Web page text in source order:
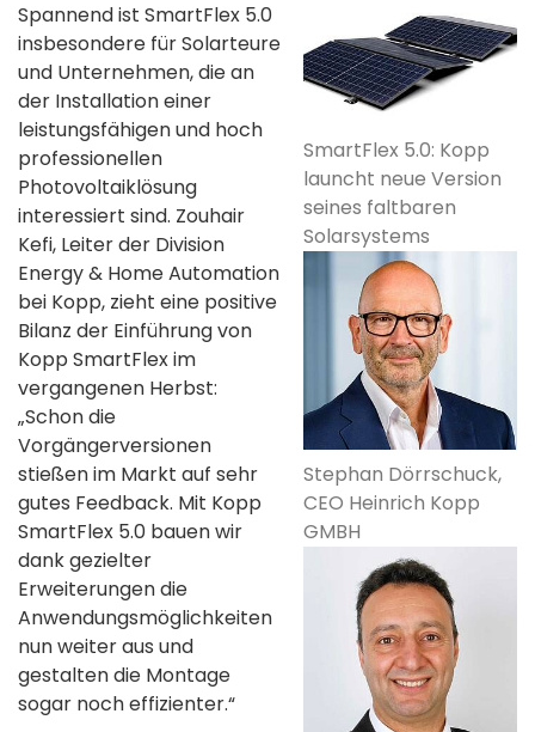
SmartFlex 5.0: Kopp
launcht neue Version
seines faltbaren
Solarsystems
Stephan Dörrschuck,
CEO Heinrich Kopp
GMBH
Spannend ist SmartFlex 5.0
insbesondere für Solarteure
und Unternehmen, die an
der Installation einer
leistungsfähigen und hoch
professionellen
Photovoltaiklösung
interessiert sind. Zouhair
Kefi, Leiter der Division
Energy & Home Automation
bei Kopp, zieht eine positive
Bilanz der Einführung von
Kopp SmartFlex im
vergangenen Herbst:
„Schon die
Vorgängerversionen
stießen im Markt auf sehr
gutes Feedback. Mit Kopp
SmartFlex 5.0 bauen wir
dank gezielter
Erweiterungen die
Anwendungsmöglichkeiten
nun weiter aus und
gestalten die Montage
sogar noch effizienter.“